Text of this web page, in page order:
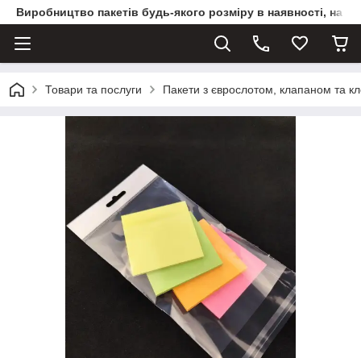
Виробництво пакетів будь-якого розміру в наявності, на
Товари та послуги Пакети з єврослотом, клапаном та